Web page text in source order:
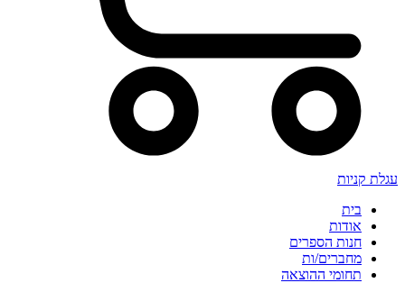
עגלת קניות
בית
אודות
חנות הספרים
מחברים/ות
תחומי ההוצאה